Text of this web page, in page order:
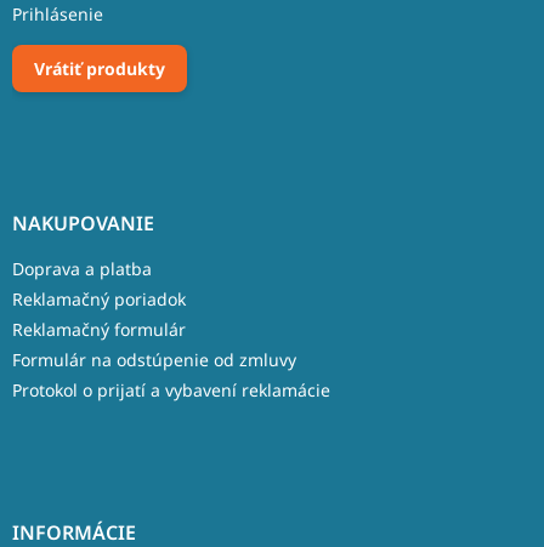
Prihlásenie
Vrátiť produkty
NAKUPOVANIE
Doprava a platba
Reklamačný poriadok
Reklamačný formulár
Formulár na odstúpenie od zmluvy
Protokol o prijatí a vybavení reklamácie
INFORMÁCIE